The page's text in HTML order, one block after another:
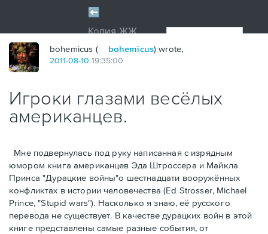
bohemicus ( bohemicus) wrote,
2011-08-10 19:35:00
Игроки глазами весёлых
американцев.
Мне подвернулась под руку написанная с изрядным
юмором книга американцев Эдa Штроссерa и Майклa
Принсa "Дурацкие войны"о шестнадцати вооружённых
конфликтах в истории человечества (Ed Strosser, Michael
Prince, "Stupid wars"). Насколько я знаю, её русского
перевода не существует. В качестве дурацких войн в этой
книге представлены самые разные события, от